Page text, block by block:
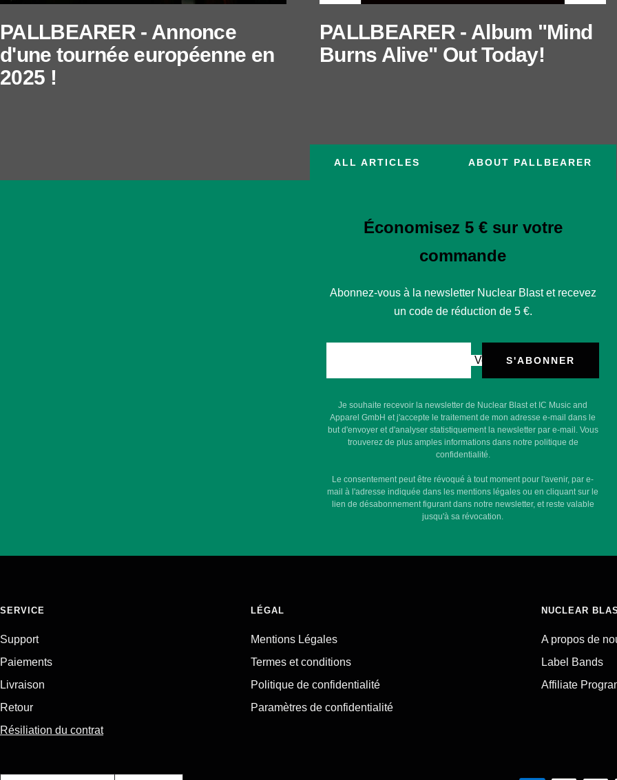
PALLBEARER - Annonce
d'une tournée européenne en
2025 !
PALLBEARER - Album "Mind
Burns Alive" Out Today!
ALL ARTICLES ABOUT PALLBEARER
Économisez 5 € sur votre
commande
Abonnez-vous à la newsletter Nuclear Blast et recevez
un code de réduction de 5 €.
Votre e-mailS'ABONNER
Je souhaite recevoir la newsletter de Nuclear Blast et IC Music and
Apparel GmbH et j'accepte le traitement de mon adresse e-mail dans le
but d'envoyer et d'analyser statistiquement la newsletter par e-mail. Vous
trouverez de plus amples informations dans notre politique de
confidentialité.
Le consentement peut être révoqué à tout moment pour l'avenir, par e-
mail à l'adresse indiquée dans les mentions légales ou en cliquant sur le
lien de désabonnement figurant dans notre newsletter, et reste valable
jusqu'à sa révocation.
SERVICE
Support
Paiements
Livraison
Retour
Résiliation du contrat
LÉGAL
Mentions Légales
Termes et conditions
Politique de confidentialité
Paramètres de confidentialité
NUCLEAR
A propos de
Label Bands
Affiliate